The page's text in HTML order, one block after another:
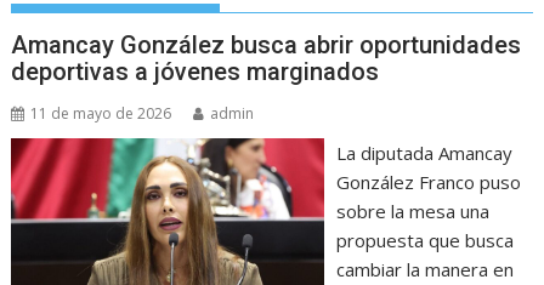
Amancay González busca abrir oportunidades
deportivas a jóvenes marginados
11 de mayo de 2026 admin
La diputada Amancay
González Franco puso
sobre la mesa una
propuesta que busca
cambiar la manera en